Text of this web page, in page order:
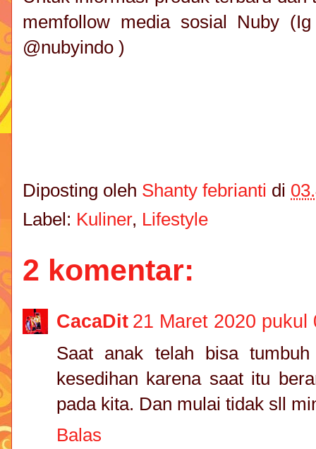
memfollow media sosial Nuby
@nubyindo )
Diposting oleh Shanty febrianti di
Label: Kuliner, Lifestyle
2 komentar:
CacaDit 21 Maret 2020 pukul
Saat anak telah bisa
kesedihan karena saat itu
pada kita. Dan mulai tidak sll
Balas